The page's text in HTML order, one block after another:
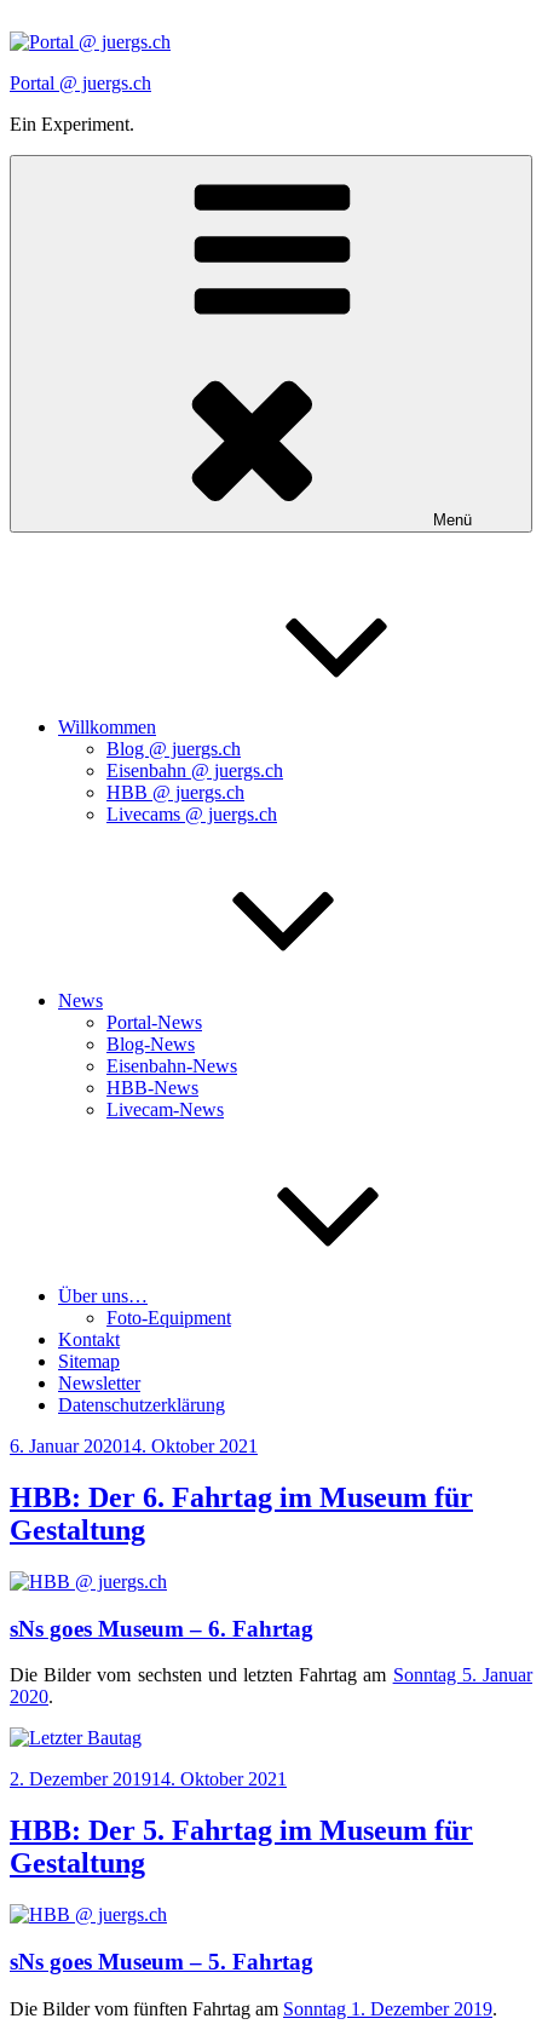
Inhalt
Portal @ juergs.ch
Ein Experiment.
Menü
Willkommen
Blog @ juergs.ch
Eisenbahn @ juergs.ch
HBB @ juergs.ch
Livecams @ juergs.ch
News
Portal-News
Blog-News
Eisenbahn-News
HBB-News
Livecam-News
Über uns…
Foto-Equipment
Kontakt
Sitemap
Newsletter
Datenschutzerklärung
Veröffentlicht
6. Januar 202014. Oktober 2021
HBB: Der 6. Fahrtag im Museum für
Gestaltung
sNs goes Museum – 6. Fahrtag
Die Bil­der vom sechs­ten und letz­ten Fahr­tag am Sonn­tag 5. Janu­ar
2020.
Veröffentlicht
2. Dezember 201914. Oktober 2021
HBB: Der 5. Fahrtag im Museum für
Gestaltung
sNs goes Museum – 5. Fahrtag
Die Bil­der vom fünf­ten Fahr­tag am Sonn­tag 1. Dezem­ber 2019.